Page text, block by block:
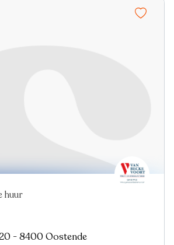
huur
- 8400 Oostende